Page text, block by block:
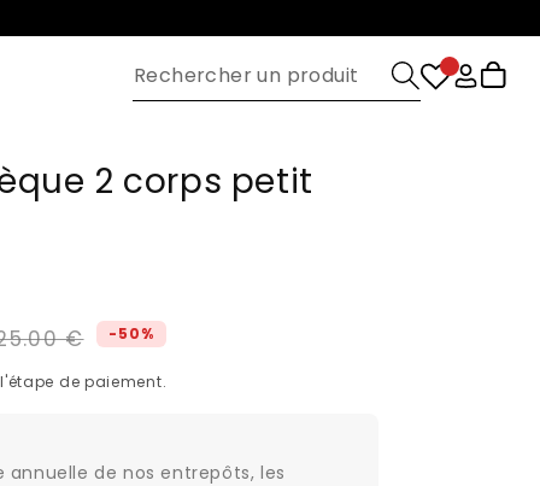
Connexion
Panier
2 corps petit
€ -50%
de paiement.
annuelle de nos entrepôts, les